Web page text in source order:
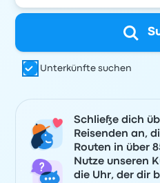
Unterkünfte suchen
Schließe dich
Reisenden an,
Routen in über
Nutze unseren
die Uhr, der dir